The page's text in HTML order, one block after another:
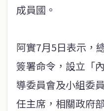
成員國。
阿實7月5日表示，
簽署命令，設立「
導委員會及小組委
任主席，相關政府